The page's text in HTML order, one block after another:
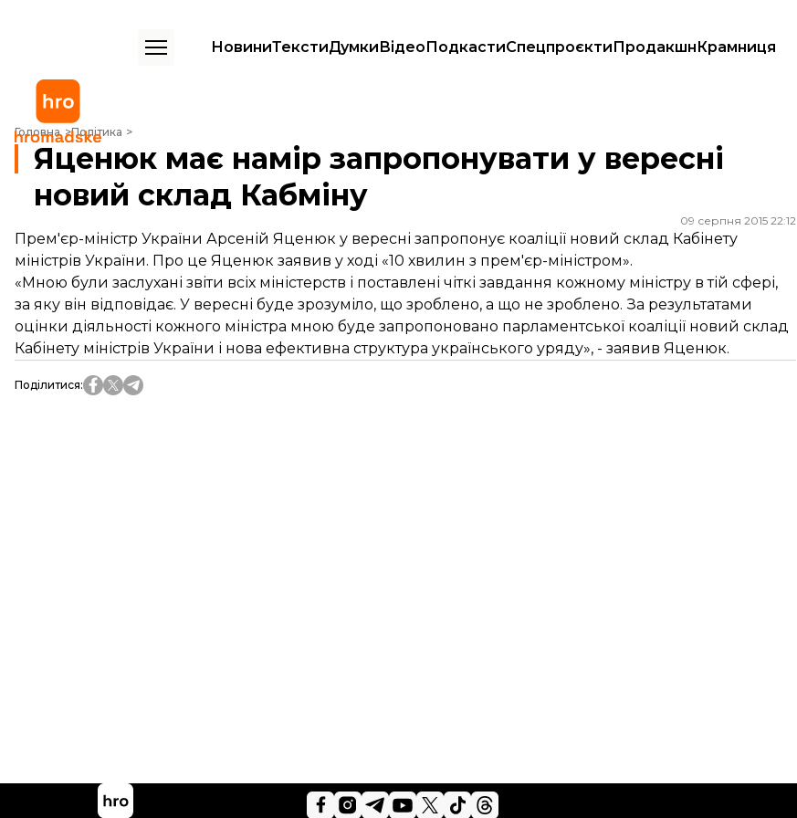
НовиниТекстиДумкиВідеоПодкастиСпецпроєктиПродакшнКрамниця
Головна Політика
Яценюк має намір запропонувати у вересні новий склад Кабміну
Яценюк має намір запропонувати у вересні
новий склад Кабміну
09 серпня 2015 22:12
Прем'єр-міністр України Арсеній Яценюк у вересні запропонує коаліції новий склад Кабінету
міністрів України. Про це Яценюк заявив у ході «10 хвилин з прем'єр-міністром».
«Мною були заслухані звіти всіх міністерств і поставлені чіткі завдання кожному міністру в тій сфері,
за яку він відповідає. У вересні буде зрозуміло, що зроблено, а що не зроблено. За результатами
оцінки діяльності кожного міністра мною буде запропоновано парламентської коаліції новий склад
Кабінету міністрів України і нова ефективна структура українського уряду», - заявив Яценюк.
Поділитися: